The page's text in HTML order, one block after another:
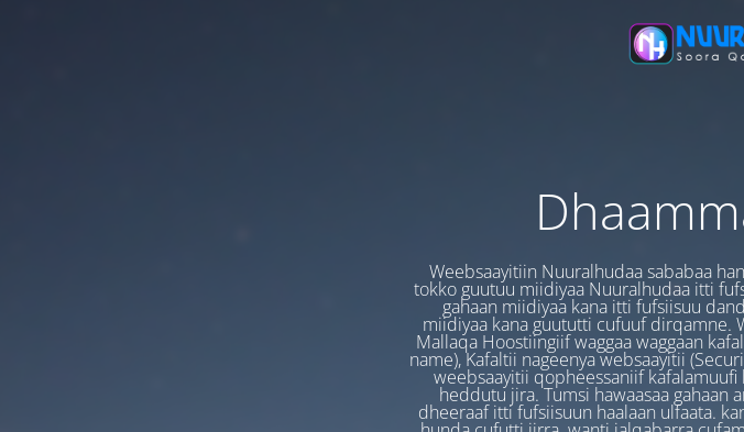
Weebsaayitiin Nuuralhudaa sababaa
tokko guutuu miidiyaa Nuuralhudaa itti
gahaan miidiyaa kana itti fufsiisuu
miidiyaa kana guututti cufuuf dirqamne.
Mallaqa Hoostiingiif waggaa waggaan
name), Kafaltii nageenya websaayitii
weebsaayitii qopheessaniif
heddutu jira. Tumsi hawaasaa gahaan
dheeraaf itti fufsiisuun haalaan ulfaata.